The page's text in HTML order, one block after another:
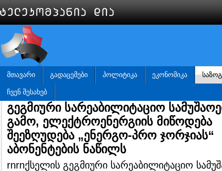
ᲛᲗᲐᲕᲐᲠᲘ ᲒᲐᲓᲐᲪᲔᲛᲔᲑᲘ ᲞᲝᲚᲘᲢᲘᲙᲐ ᲔᲙᲝᲜᲝᲛᲘᲙᲐ
ᲩᲕᲔᲜ ᲨᲔᲡᲐᲮᲔᲑ
გეგმიური სარეაბილიტაციო
გამო, ელექტროენერგიის მიწოდება
შეეზღუდება „ენერგო-პრო ჯორჯიას“
აბონენტების ნაწილს
rnrnქსელის გეგმიური სარეაბილიტაციო